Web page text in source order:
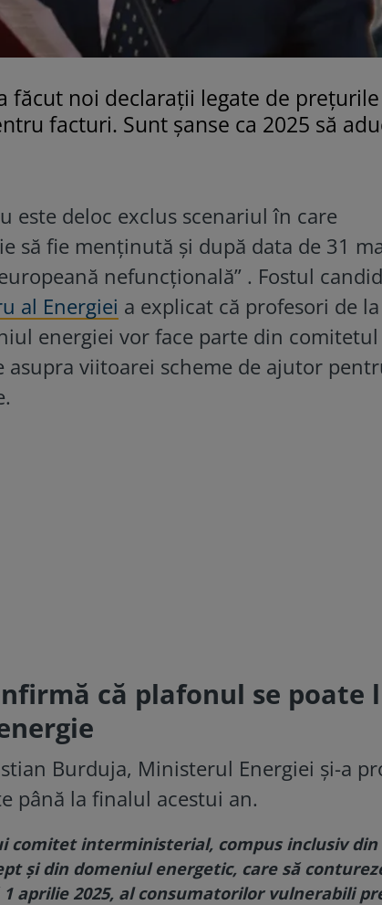
făcut noi declarații legate de
facturi. Sunt șanse ca 2025 să
este deloc exclus scenariul în care
să fie menținută și după data de 31
nefuncţională” . Fostul
al Energiei a explicat că profesori de la
energiei vor face parte din comitetul
viitoarei scheme de ajutor
că plafonul se poate
Burduja, Ministerul Energiei și-a
până la finalul acestui an.
comitet interministerial, compus inclusiv din
şi din domeniul energetic, care să
aprilie 2025, al consumatorilor vulnerabili